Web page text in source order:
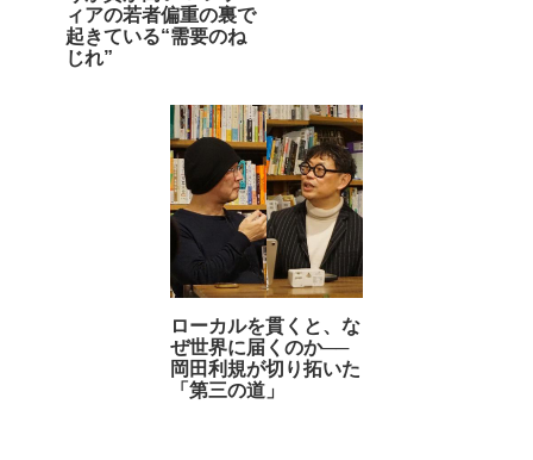
ィアの若者偏重の裏で
起きている“需要のね
じれ”
ローカルを貫くと、な
ぜ世界に届くのか──
岡田利規が切り拓いた
「第三の道」